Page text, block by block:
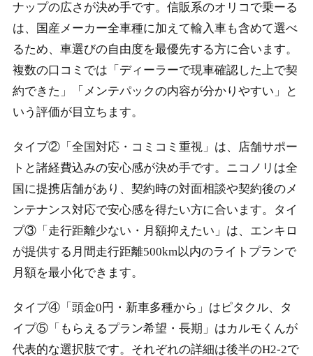
ナップの広さが決め手です。信販系のオリコで乗ーる
は、国産メーカー全車種に加えて輸入車も含めて選べ
るため、車選びの自由度を最優先する方に合います。
複数の口コミでは「ディーラーで現車確認した上で契
約できた」「メンテパックの内容が分かりやすい」と
いう評価が目立ちます。
タイプ②「全国対応・コミコミ重視」は、店舗サポー
トと諸経費込みの安心感が決め手です。ニコノリは全
国に提携店舗があり、契約時の対面相談や契約後のメ
ンテナンス対応で安心感を得たい方に合います。タイ
プ③「走行距離少ない・月額抑えたい」は、エンキロ
が提供する月間走行距離500km以内のライトプランで
月額を最小化できます。
タイプ④「頭金0円・新車多種から」はピタクル、タ
イプ⑤「もらえるプラン希望・長期」はカルモくんが
代表的な選択肢です。それぞれの詳細は後半のH2-2で